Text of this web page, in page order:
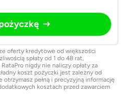
oferty kredytowe od większości
spłaty od 1 do 48 rat,
nigdy nie naliczy opłaty za
koszt pożyczki jest zależny od
pełną i precyzyjną informację
kosztach przed zawarciem